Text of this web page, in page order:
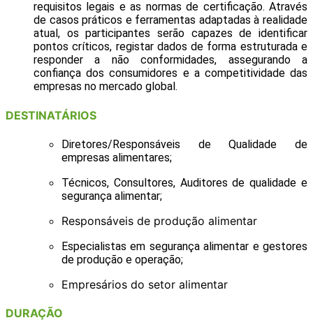
requisitos legais e as normas de certificação. Através
de casos práticos e ferramentas adaptadas à realidade
atual, os participantes serão capazes de identificar
pontos críticos, registar dados de forma estruturada e
responder a não conformidades, assegurando a
confiança dos consumidores e a competitividade das
empresas no mercado global.
DESTINATÁRIOS
Diretores/Responsáveis de Qualidade de
empresas alimentares;
Técnicos, Consultores, Auditores de qualidade e
segurança alimentar;
Responsáveis de produção alimentar
Especialistas em segurança alimentar e gestores
de produção e operação;
Empresários do setor alimentar
DURAÇÃO